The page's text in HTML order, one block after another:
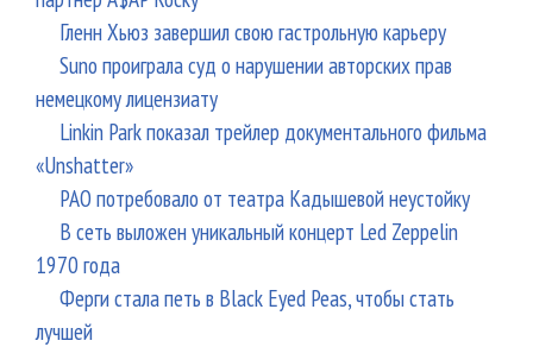
Гленн Хьюз завершил свою гастрольную карьеру
Suno проиграла суд о нарушении авторских прав
немецкому лицензиату
Linkin Park показал трейлер документального фильма
«Unshatter»
РАО потребовало от театра Кадышевой неустойку
В сеть выложен уникальный концерт Led Zeppelin
1970 года
Ферги стала петь в Black Eyed Peas, чтобы стать
лучшей